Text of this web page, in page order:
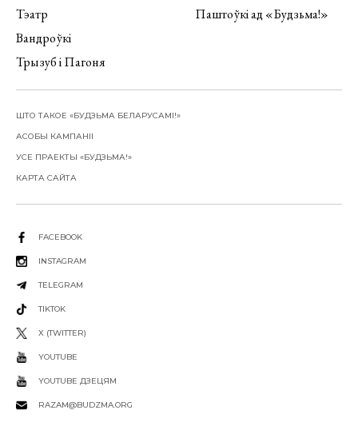
Тэатр
Вандроўкі
Трызуб і Пагоня
Паштоўкі ад «Будзьма!»
ШТО ТАКОЕ «БУДЗЬМА БЕЛАРУСАМІ!»
АСОБЫ КАМПАНІІ
УСЕ ПРАЕКТЫ «БУДЗЬМА!»
КАРТА САЙТА
FACEBOOK
INSTAGRAM
TELEGRAM
TIKTOK
X (TWITTER)
YOUTUBE
YOUTUBE ДЗЕЦЯМ
RAZAM@BUDZMA.ORG